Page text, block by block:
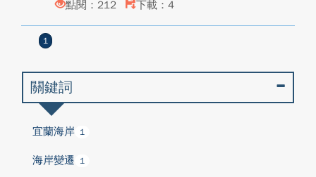
點閱：212
下載：4
1
關鍵詞
宜蘭海岸 1
海岸變遷 1